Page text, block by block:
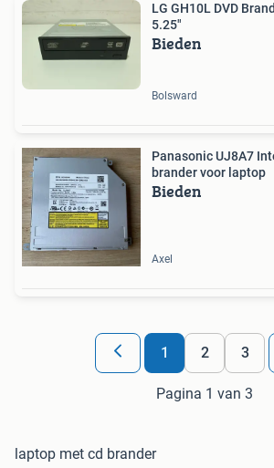
LG GH10L DVD
5.25"
Bieden
Bolsward
Panasonic UJ8A7
brander voor laptop
Bieden
Axel
1 2 3
Pagina 1 van 3
laptop met cd brander